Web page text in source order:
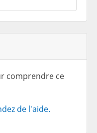
comprendre ce
de l'aide.